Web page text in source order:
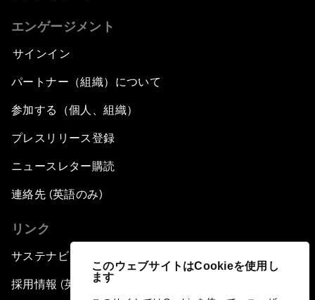
このウェブサイトはCookieを使用し
ます
エンゲージメント
サインイン
パートナー（組織）について
参加する（個人、組織）
プレスリリース登録
ニュースレター購読
連絡先 (英語のみ)
リンク
サステナビリティへの取り組み
採用情報 (英語のみ)